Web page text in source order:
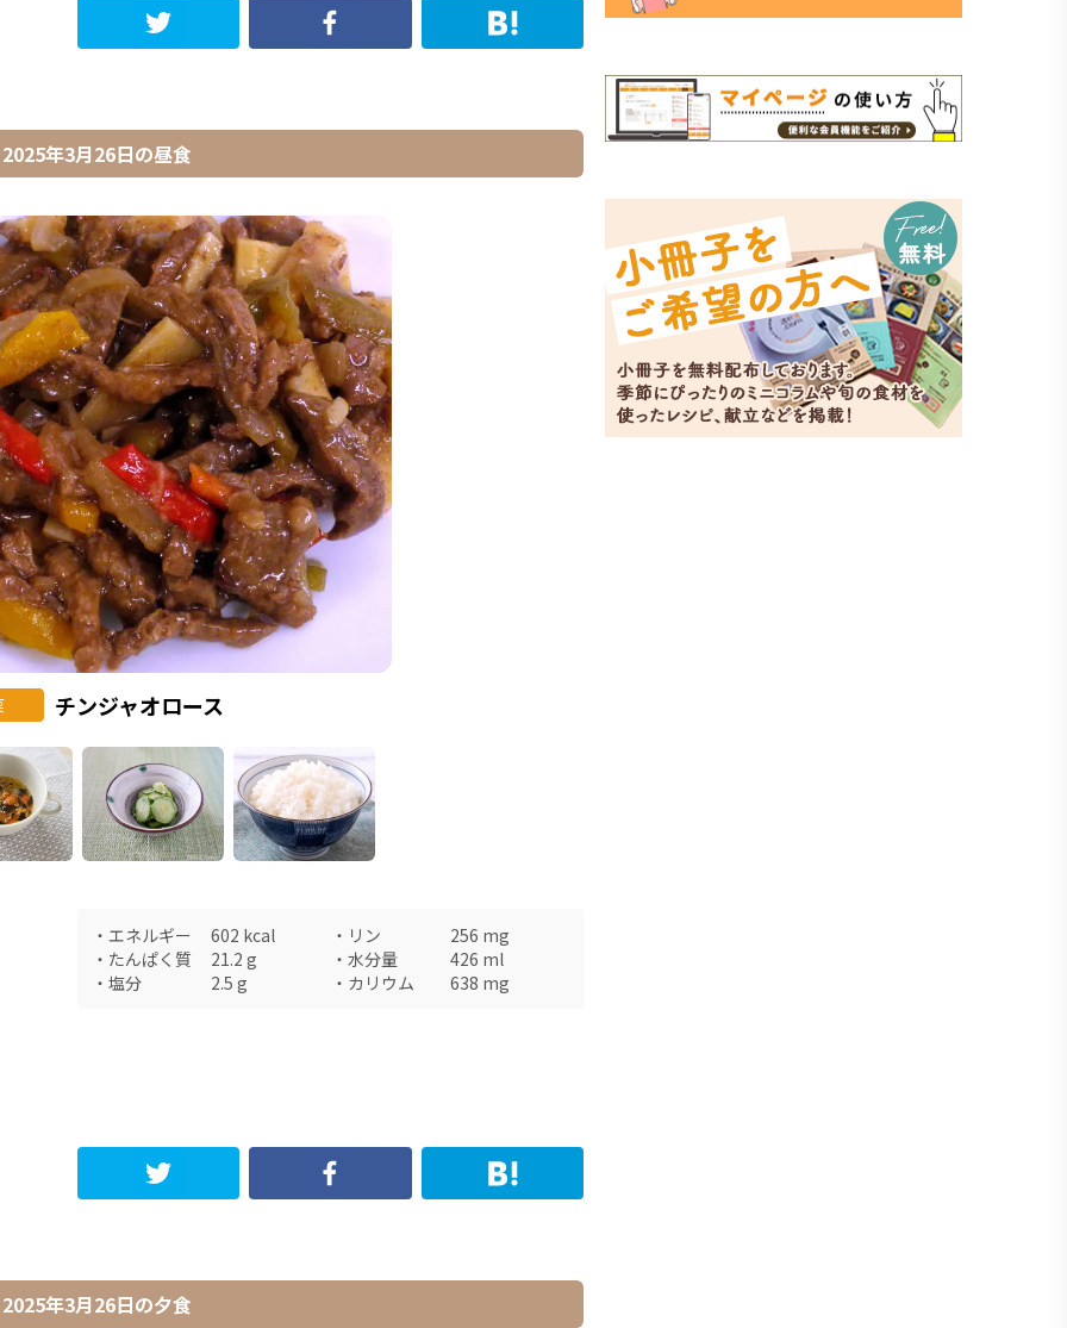
2025年3月26日の昼食
チンジャオロース
・ エネルギー 602 kcal ・ リン 256 mg
・ たんぱく質 21.2 g ・ 水分量 426 ml
・ 塩分 2.5 g ・ カリウム 638 mg
2025年3月26日の夕食